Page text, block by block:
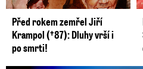
Před rokem zemřel Jiří
Krampol (†87): Dluhy vrší i
po smrti!